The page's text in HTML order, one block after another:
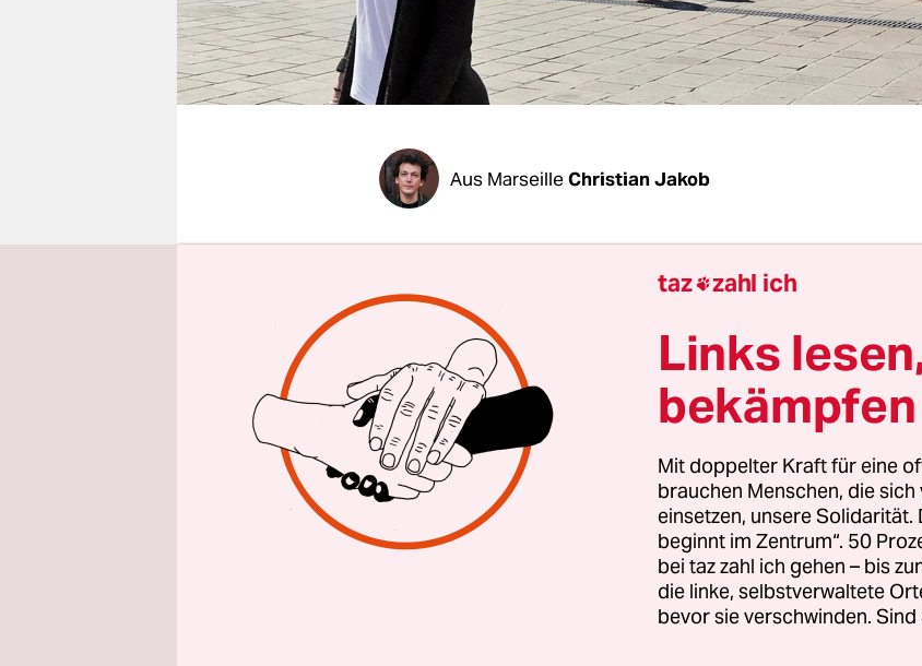
unterstützen
abo
genossenschaft
Aus MarseilleChristian Jakob
Am Dienstag durchsucht die Antiterroreinheit UCLAT
im siebten Stock des Hauses 58, Rue de Crimée in
Schritte hinter dem Bahnhof St. Charles.
Sie finden
Sprengstoff, eine Uzi Maschinenpistole, zwei
Pistolen, eine selbst gebaute Granate und eine Fahne
Wohnung leben die Franzosen Clément Baur, 24,
nahe Paris und Mahiedine Merabet, 30, geboren in
von Lille. „Die Verbindung zwischen Einwanderung
ist evident“,
Marion Maréchal-Le Pen,
Nationalversammlung und Nichte der
taz zahl ich
Links
bekämpfen
Mit doppelter Kraft für eine
brauchen Menschen, die
einsetzen, unsere
beginnt im Zentrum“. 50
bei taz zahl ich gehen – bis
die linke, selbstverwaltete
bevor sie verschwinden. Sind